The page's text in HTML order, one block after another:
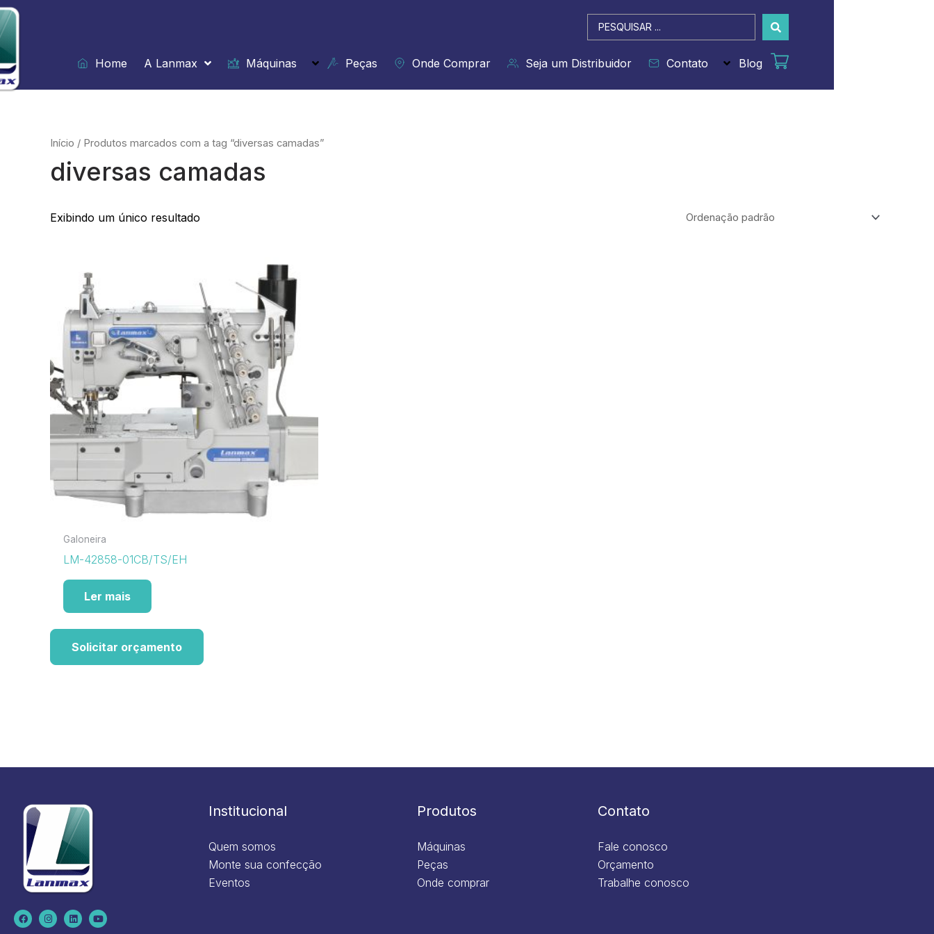
Ir
para
o
conteúdo
Pesquisar
...
Home
A Lanmax Máquinas Peças Onde Comprar Seja um Distribuidor Contato Blog
Início / Produtos marcados com a tag “diversas camadas”
diversas camadas
Exibindo um único resultado
Galoneira
LM-42858-01CB/TS/EH
Ler mais
Solicitar orçamento
F
a
c
I
n
s
L
i
n
Y
o
u
Institucional
Quem somos
Monte sua confecção
Eventos
Produtos
Máquinas
Peças
Onde comprar
Contato
Fale conosco
Orçamento
Trabalhe conosco